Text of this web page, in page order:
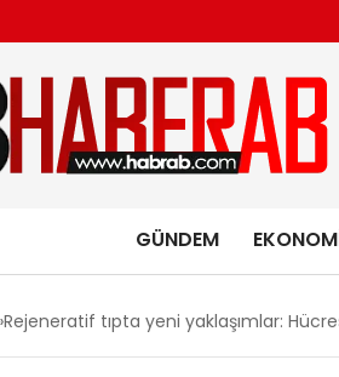
GÜNDEM
Rejeneratif tıpta yeni yaklaşımlar: